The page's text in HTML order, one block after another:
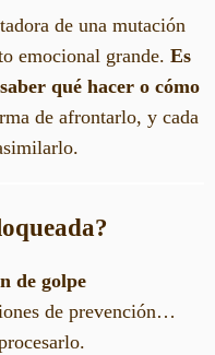
de una mutación
emocional grande. Es
qué hacer o cómo
de afrontarlo, y cada
de golpe
de prevención…